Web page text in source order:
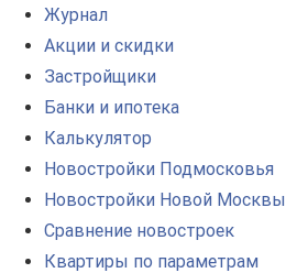
Журнал
Акции и скидки
Застройщики
Банки и ипотека
Калькулятор
Новостройки Подмосковья
Новостройки Новой Москвы
Сравнение новостроек
Квартиры по параметрам